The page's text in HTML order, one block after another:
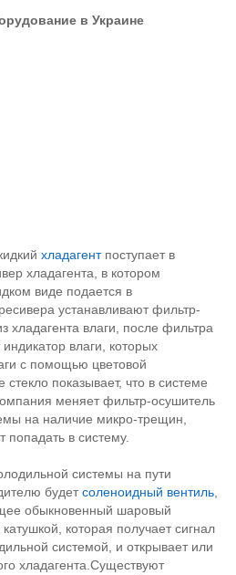
в Украине
хладагентпоступает в
хладагента, в котором
виде подается в
устанавливают фильтр-
хладагента влаги, после фильтра
влаги, которых
с помощью цветовой
показывает, что в системе
меняет фильтр-осушитель
на наличие микро-трещин,
попадать в систему.
системы на пути
будетсоленоидный вентиль
обыкновенный шаровый
которая получает сигнал
системой, и открывает или
хладагента.Существуют